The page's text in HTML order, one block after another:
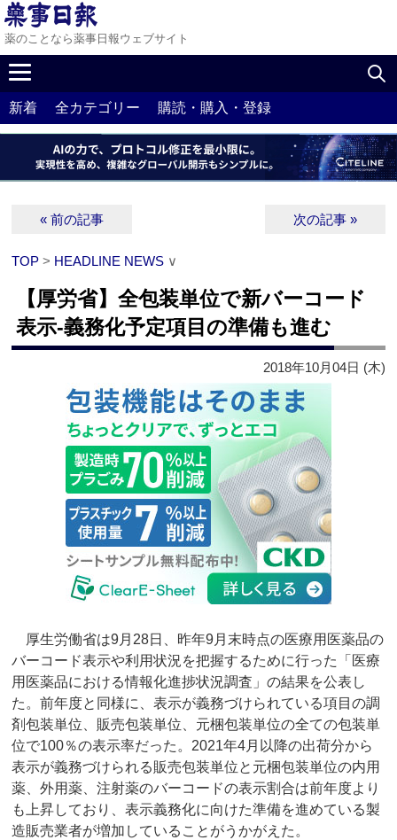
薬のことなら薬事日報ウェブサイト
新着 全カテゴリー 購読・購入・登録
« 前の記事 次の記事 »
TOP > HEADLINE NEWS ∨
【厚労省】全包装単位で新バーコード
表示‐義務化予定項目の準備も進む
2018年10月04日 (木)
厚生労働省は9月28日、昨年9月末時点の医療用医薬品の
バーコード表示や利用状況を把握するために行った「医療
用医薬品における情報化進捗状況調査」の結果を公表し
た。前年度と同様に、表示が義務づけられている項目の調
剤包装単位、販売包装単位、元梱包装単位の全ての包装単
位で100％の表示率だった。2021年4月以降の出荷分から
表示が義務づけられる販売包装単位と元梱包装単位の内用
薬、外用薬、注射薬のバーコードの表示割合は前年度より
も上昇しており、表示義務化に向けた準備を進めている製
造販売業者が増加していることがうかがえた。